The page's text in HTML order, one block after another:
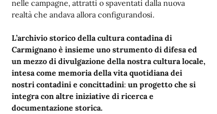
nelle campagne, attratti o spaventati dalla nuova
realtà che andava allora configurandosi.
L’archivio storico della cultura contadina di
Carmignano è insieme uno strumento di difesa ed
un mezzo di divulgazione della nostra cultura locale,
intesa come memoria della vita quotidiana dei
nostri contadini e concittadini: un progetto che si
integra con altre iniziative di ricerca e
documentazione storica.